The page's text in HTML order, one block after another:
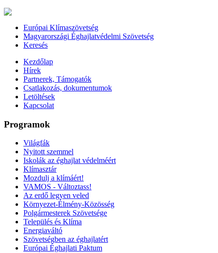
Európai Klímaszövetség
Magyarországi Éghajlatvédelmi Szövetség
Keresés
Kezdőlap
Hírek
Partnerek, Támogatók
Csatlakozás, dokumentumok
Letöltések
Kapcsolat
Programok
Világfák
Nyitott szemmel
Iskolák az éghajlat védelméért
Klímasztár
Mozdulj a klímáért!
VAMOS - Változtass!
Az erdő legyen veled
Környezet-Élmény-Közösség
Polgármesterek Szövetsége
Település és Klíma
Energiaváltó
Szövetségben az éghajlatért
Európai Éghajlati Paktum